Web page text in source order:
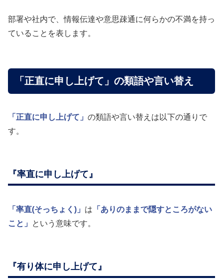
部署や社内で、情報伝達や意思疎通に何らかの不満を持っ
ていることを表します。
「正直に申し上げて」の類語や言い替え
「正直に申し上げて」 の類語や言い替えは以下の通りで
す。
『率直に申し上げて』
「率直(そっちょく)」 は 「ありのままで隠すところがない
こと」
という意味です。
『有り体に申し上げて』